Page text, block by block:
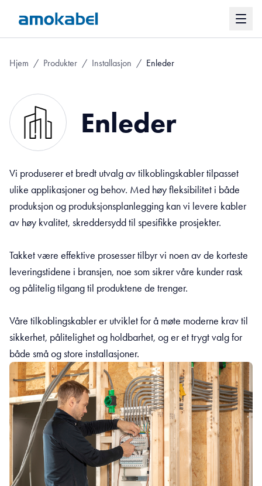
Hjem / Produkter / Installasjon / Enleder
Enleder
Vi produserer et bredt utvalg av tilkoblingskabler tilpasset
ulike applikasjoner og behov. Med høy fleksibilitet i både
produksjon og produksjonsplanlegging kan vi levere kabler
av høy kvalitet, skreddersydd til spesifikke prosjekter.
Takket være effektive prosesser tilbyr vi noen av de korteste
leveringstidene i bransjen, noe som sikrer våre kunder rask
og pålitelig tilgang til produktene de trenger.
Våre tilkoblingskabler er utviklet for å møte moderne krav til
sikkerhet, pålitelighet og holdbarhet, og er et trygt valg for
både små og store installasjoner.